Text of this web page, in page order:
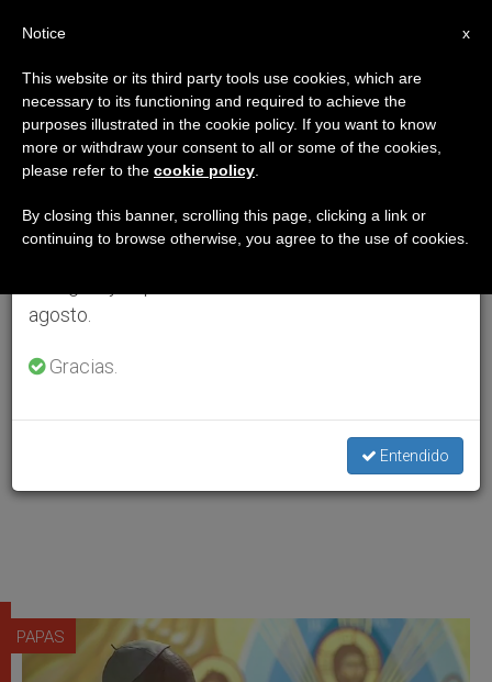
PAPAS
×
Aviso importante
Del 27 de julio al 7 de agosto haremos la pausa
anual, aprovechando que en el periodo de verano
se generan menos informaciones y también el
agosto.
Gracias.
Entendido
x
Notice
This website or its third party tools use cookies, which are
necessary to its functioning and required to achieve the
purposes illustrated in the cookie policy. If you want to know
more or withdraw your consent to all or some of the cookies,
please refer to the cookie policy
By closing this banner, scrolling this page, clicking a link or
continuing to browse otherwise, you agree to the use of cookies.